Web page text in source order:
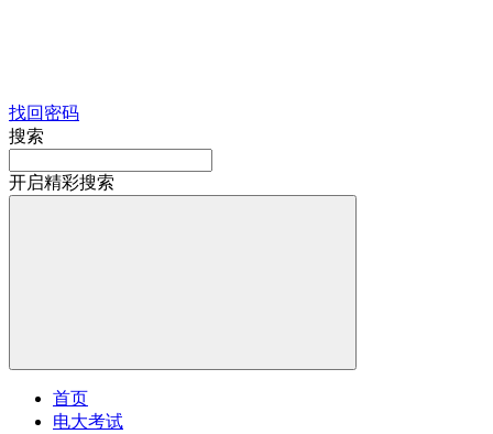
找回密码
搜索
开启精彩搜索
首页
电大考试